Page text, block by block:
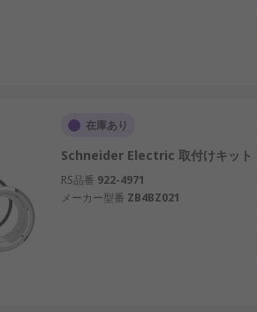
在庫あり
Schneider Electric 取付けキット
RS品番 922-4971
メーカー型番 ZB4BZ021